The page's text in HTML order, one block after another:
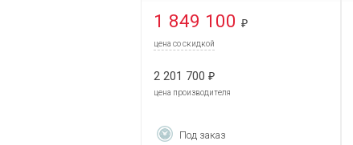
1 849 100 ₽
цена со скидкой
2 201 700 ₽
цена производителя
Под заказ